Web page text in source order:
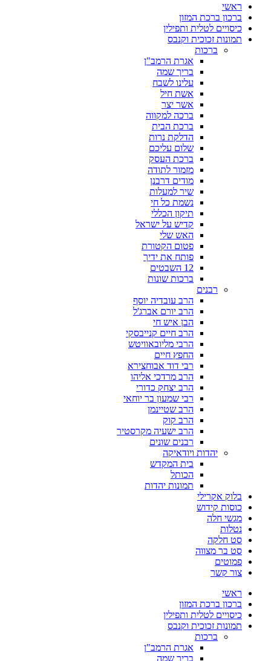
ראשי
ברכון ברכת המזון
כיסויים לטלית ותפילין
תמונות זכוכית וקנבס
ברכות
אגרת הרמב"ן
בריך שמה
עלינו לשבח
אשת חיל
אשר יצר
ברכה למקווה
ברכת הבית
הדלקת נרות
שלום עליכם
ברכת העסק
מזמור לתודה
מודים דרבנן
שיר למעלות
נשמת כל חי
תיקון הכללי
קדיש על ישראל
האש שלי
פטום הקטורת
פותח את ידיך
12 השבטים
ברכות שונות
רבנים
הרב עובדיה יוסף
הרב יורם אברג'ל
הבן איש חי
הרב חיים קנייבסקי
הרבי מליובאוויטש
החפץ חיים
רבי דוד אבוחצירא
הרב מרדכי אליהו
הרב יצחק כדורי
רבי שמעון בר יוחאי
הרב שטיינמן
הרב קוק
הרב ישעיה מקרסטיר
רבנים שונים
יהדות ויודאיקה
בית המקדש
הכותל
תמונות יהדות
בלוק אקרילי
כוסות קידוש
מגשי חלה
נטלות
סט חלקה
סט בר מצווה
פמוטים
צור קשר
ראשי
ברכון ברכת המזון
כיסויים לטלית ותפילין
תמונות זכוכית וקנבס
ברכות
אגרת הרמב"ן
בריך שמה